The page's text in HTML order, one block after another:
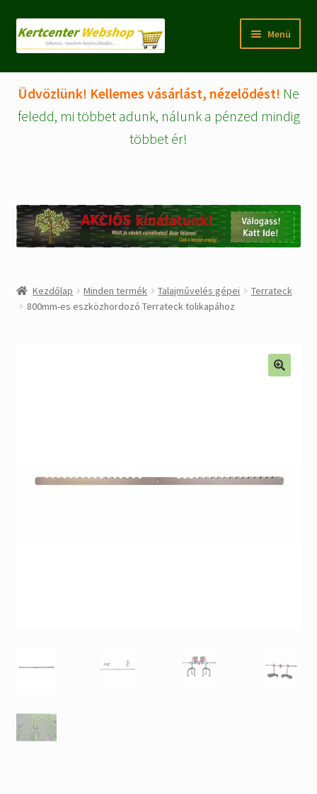
Ugrás
Kilépés
Menü
Rólunk
Fiókom/regisztráció
Kosár
menu
Kezdőlap
Üdvözlünk! Kellemes vásárlást, nézelődést! Ne
feledd, mi többet adunk, nálunk a pénzed mindig
többet ér!
Kezdőlap Minden termék Talajművelés gépei
Terrateck
800mm-es eszközhordozó Terrateck tolikapához